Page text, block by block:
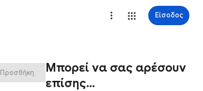
Είσοδος
Προσθήκη
Μπορεί να σας αρέσουν
επίσης…